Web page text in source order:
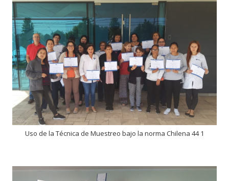
Uso de la Técnica de Muestreo bajo la norma Chilena 44 1